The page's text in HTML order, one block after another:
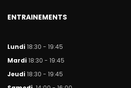
ENTRAINEMENTS
Lundi 18:30 - 19:45
Mardi 18:30 - 19:45
Jeudi 18:30 - 19:45